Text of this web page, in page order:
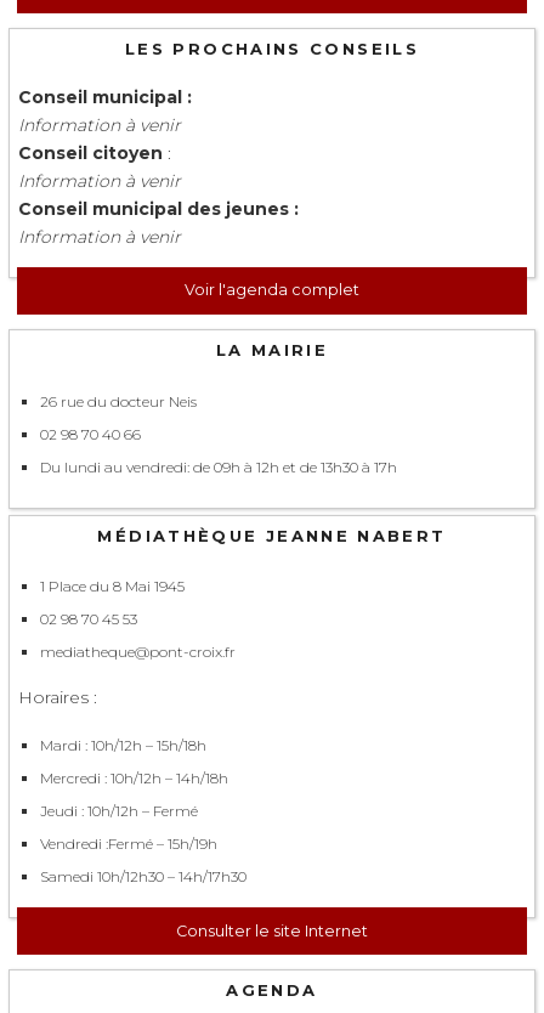
LES PROCHAINS CONSEILS
Conseil municipal :
Information à venir
Conseil citoyen :
Information à venir
Conseil municipal des jeunes :
Information à venir
Voir l'agenda complet
LA MAIRIE
26 rue du docteur Neis
02 98 70 40 66
Du lundi au vendredi: de 09h à 12h et de 13h30 à 17h
MÉDIATHÈQUE JEANNE NABERT
1 Place du 8 Mai 1945
02 98 70 45 53
mediatheque@pont-croix.fr
Horaires :
Mardi : 10h/12h – 15h/18h
Mercredi : 10h/12h – 14h/18h
Jeudi : 10h/12h – Fermé
Vendredi :Fermé – 15h/19h
Samedi 10h/12h30 – 14h/17h30
Consulter le site Internet
AGENDA